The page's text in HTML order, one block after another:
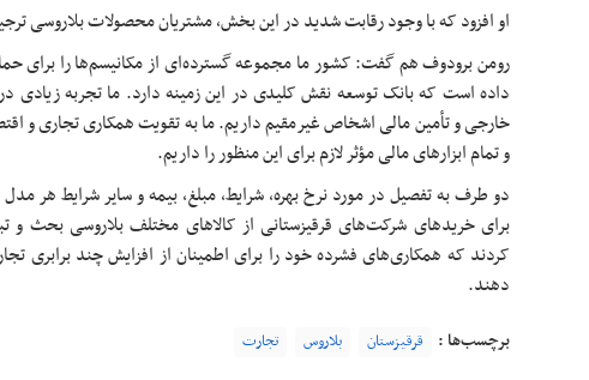
او افزود که با وجود رقابت شدید در این بخش، مشتریان محصولات بلاروسی
رومن برودوف هم گفت: کشور ما مجموعه گسترده‌ای از مکانیسم‌ها را برای
داده است که بانک توسعه نقش کلیدی در این زمینه دارد. ما تجربه زیادی
خارجی و تأمین مالی اشخاص غیرمقیم داریم. ما به تقویت همکاری تجاری و
و تمام ابزارهای مالی مؤثر لازم برای این منظور را داریم.
دو طرف به تفصیل در مورد نرخ بهره، شرایط، مبلغ، بیمه و سایر شرایط هر مدل
برای خریدهای شرکت‌های قرقیزستانی از کالاهای مختلف بلاروسی بحث و
کردند که همکاری‌های فشرده خود را برای اطمینان از افزایش چند برابری
دهند.
برچسب‌ها : قرقیزستان بلاروس تجارت